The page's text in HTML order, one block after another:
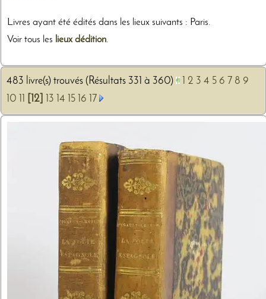
Livres ayant été édités dans les lieux suivants : Paris.
Voir tous les lieux dédition.
483 livre(s) trouvés (Résultats 331 à 360) 2 3 4 5 6 7 8 9
10
[12] 13 14 15 16 17